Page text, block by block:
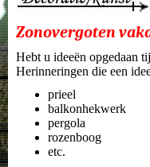
Zonovergoten
Hebt u ideeën opgedaan
Herinneringen die een
prieel
balkonhekwerk
pergola
rozenboog
etc.